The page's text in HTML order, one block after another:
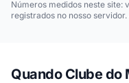
Números medidos neste site:
registrados no nosso
Quando Clube do